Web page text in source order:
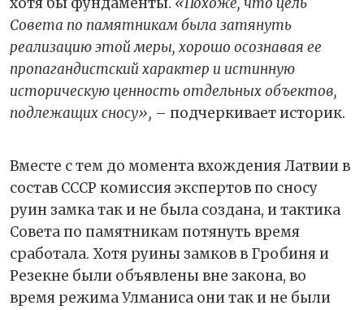
Совета по памятникам была затянуть
реализацию этой меры, хорошо осознавая ее
пропагандистский характер и истинную
историческую ценность отдельных объектов,
подлежащих сносу», – подчеркивает историк.
Вместе с тем до момента вхождения Латвии в
состав СССР комиссия экспертов по сносу
руин замка так и не была создана, и тактика
Совета по памятникам потянуть время
сработала. Хотя руины замков в Гробиня и
Резекне были объявлены вне закона, во
время режима Улманиса они так и не были